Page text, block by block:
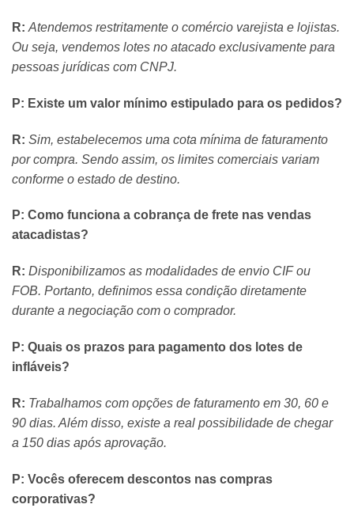
R: Atendemos restritamente o comércio varejista e lojistas.
Ou seja, vendemos lotes no atacado exclusivamente para
pessoas jurídicas com CNPJ.
P: Existe um valor mínimo estipulado para os pedidos?
R: Sim, estabelecemos uma cota mínima de faturamento
por compra. Sendo assim, os limites comerciais variam
conforme o estado de destino.
P: Como funciona a cobrança de frete nas vendas
atacadistas?
R: Disponibilizamos as modalidades de envio CIF ou
FOB. Portanto, definimos essa condição diretamente
durante a negociação com o comprador.
P: Quais os prazos para pagamento dos lotes de
infláveis?
R: Trabalhamos com opções de faturamento em 30, 60 e
90 dias. Além disso, existe a real possibilidade de chegar
a 150 dias após aprovação.
P: Vocês oferecem descontos nas compras
corporativas?